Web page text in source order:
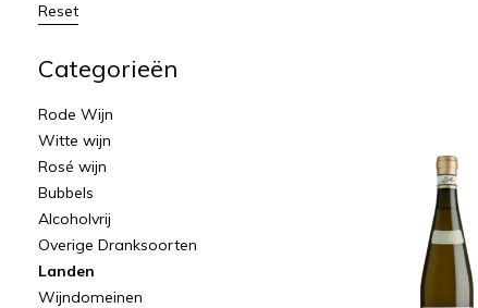
Reset
Categorieën
Rode Wijn
Witte wijn
Rosé wijn
Bubbels
Alcoholvrij
Overige Dranksoorten
Landen
Wijndomeinen